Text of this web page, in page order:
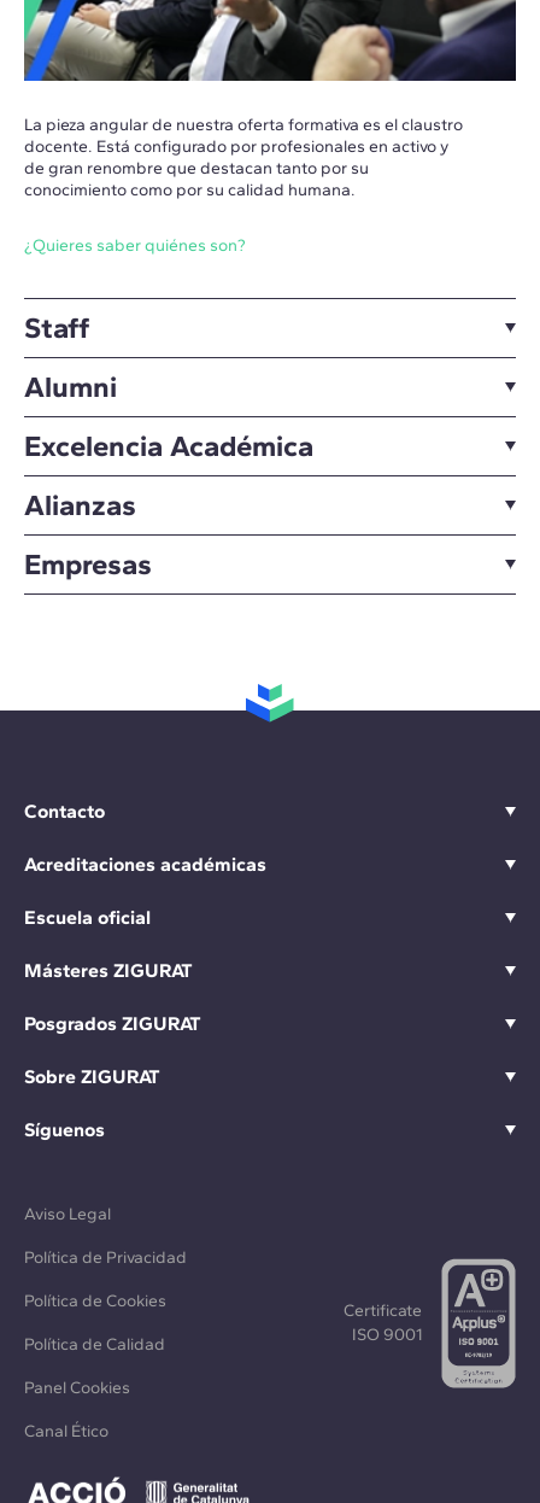
La pieza angular de nuestra oferta formativa es el claustro
docente. Está configurado por profesionales en activo y
de gran renombre que destacan tanto por su
conocimiento como por su calidad humana.
¿Quieres saber quiénes son?
Staff
Alumni
Excelencia Académica
Alianzas
Empresas
Contacto
Acreditaciones académicas
Escuela oficial
Másteres ZIGURAT
Posgrados ZIGURAT
Sobre ZIGURAT
Síguenos
Aviso Legal
Política de Privacidad
Política de Cookies
Política de Calidad
Panel Cookies
Canal Ético
Certificate
ISO 9001